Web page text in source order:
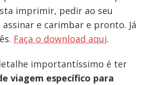
imprimir, pedir ao seu
e carimbar e pronto. Já
Faça o download aqui.
importantíssimo é ter
viagem específico para